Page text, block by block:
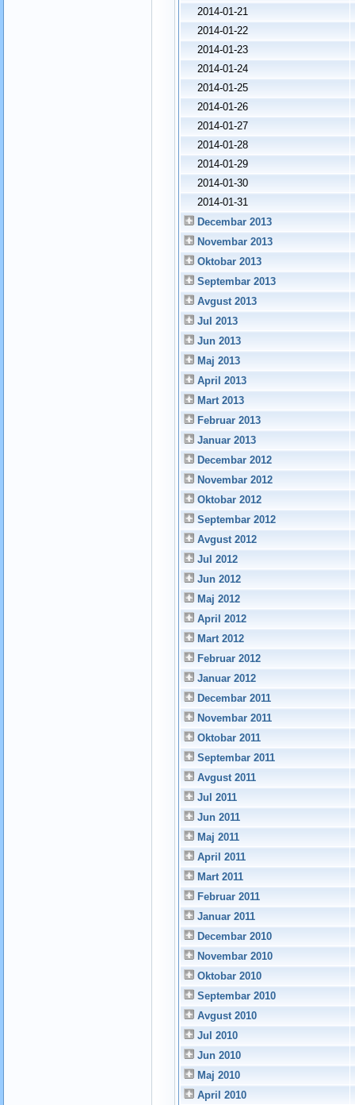
2014-01-21
2014-01-22
2014-01-23
2014-01-24
2014-01-25
2014-01-26
2014-01-27
2014-01-28
2014-01-29
2014-01-30
2014-01-31
Decembar 2013
Novembar 2013
Oktobar 2013
Septembar 2013
Avgust 2013
Jul 2013
Jun 2013
Maj 2013
April 2013
Mart 2013
Februar 2013
Januar 2013
Decembar 2012
Novembar 2012
Oktobar 2012
Septembar 2012
Avgust 2012
Jul 2012
Jun 2012
Maj 2012
April 2012
Mart 2012
Februar 2012
Januar 2012
Decembar 2011
Novembar 2011
Oktobar 2011
Septembar 2011
Avgust 2011
Jul 2011
Jun 2011
Maj 2011
April 2011
Mart 2011
Februar 2011
Januar 2011
Decembar 2010
Novembar 2010
Oktobar 2010
Septembar 2010
Avgust 2010
Jul 2010
Jun 2010
Maj 2010
April 2010